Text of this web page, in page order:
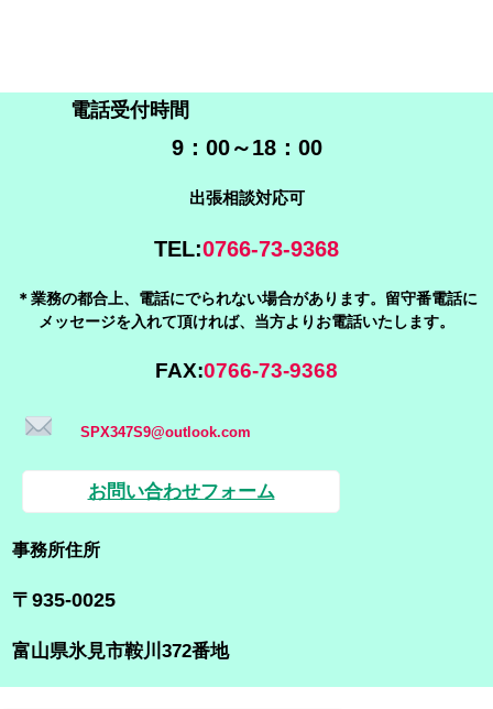
電話受付時間
9：00～18：00
出張相談対応可
TEL:0766-73-9368
＊業務の都合上、電話にでられない場合があります。留守番電話に
メッセージを入れて頂ければ、当方よりお電話いたします。
FAX:0766-73-9368
SPX347S9@outlook.com
お問い合わせフォーム
事務所住所
〒935-0025
富山県氷見市鞍川372番地